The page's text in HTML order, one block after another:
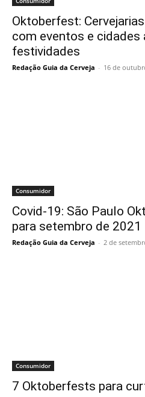
Oktoberfest:
com eventos e cidades
festividades
Redação Guia da Cerveja - 16 de
Consumidor
Covid-19: São Paulo
para setembro de 2021
Redação Guia da Cerveja - 2 de
Consumidor
7 Oktoberfests para